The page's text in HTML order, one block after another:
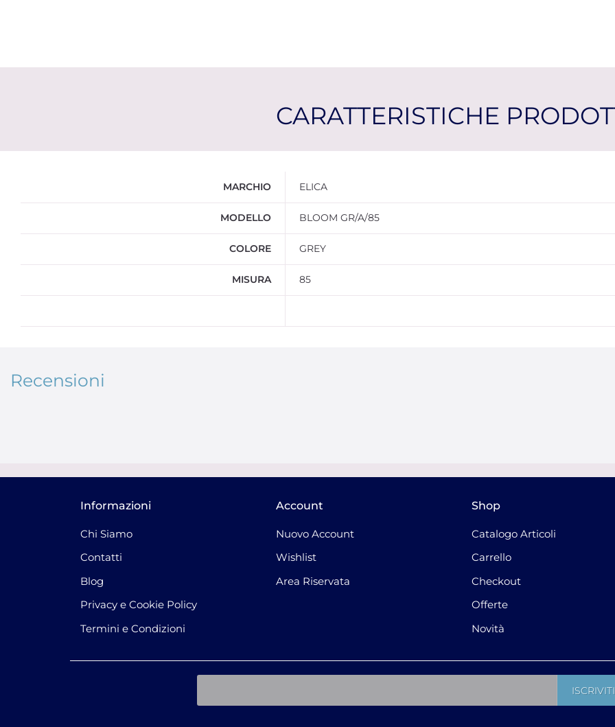
CARATTERISTICHE
MARCHIO ELICA
MODELLO BLOOM GR/A/85
COLORE GREY
MISURA 85
Recensioni
Informazioni
Chi Siamo
Contatti
Blog
Privacy e Cookie Policy
Termini e Condizioni
Account
Nuovo Account
Wishlist
Area Riservata
Shop
Catalogo Articoli
Carrello
Checkout
Offerte
Novità